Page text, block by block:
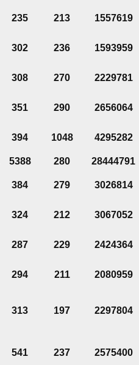
235 213 1557619
302 236 1593959
308 270 2229781
351 290 2656064
394 1048 4295282
5388 280
28444791
384 279 3026814
324 212 3067052
287 229 2424364
294 211 2080959
313 197 2297804
541 237 2575400